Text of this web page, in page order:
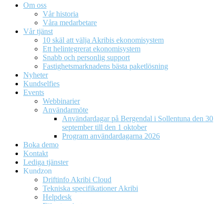
Om oss
Vår historia
Våra medarbetare
Vår tjänst
10 skäl att välja Akribis ekonomisystem
Ett helintegrerat ekonomisystem
Snabb och personlig support
Fastighetsmarknadens bästa paketlösning
Nyheter
Kundselfies
Events
Webbinarier
Användarmöte
Användardagar på Bergendal i Sollentuna den 30
september till den 1 oktober
Program användardagarna 2026
Boka demo
Kontakt
Lediga tjänster
Kundzon
Driftinfo Akribi Cloud
Tekniska specifikationer Akribi
Helpdesk